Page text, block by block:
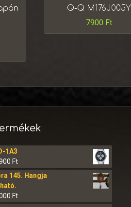
Q-Q M176J005Y
7900 Ft
1A3
Ft
145. Hangja
Ft